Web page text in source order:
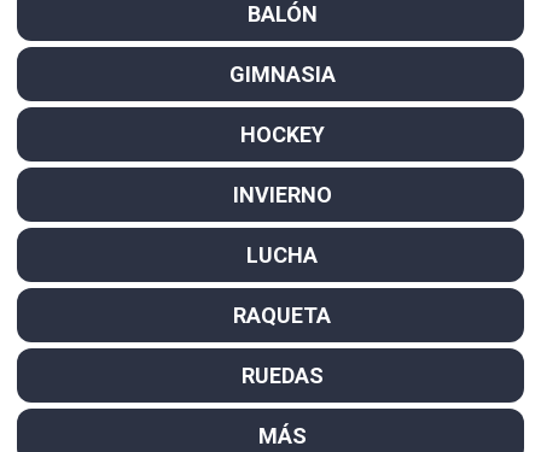
BALÓN
GIMNASIA
HOCKEY
INVIERNO
LUCHA
RAQUETA
RUEDAS
MÁS